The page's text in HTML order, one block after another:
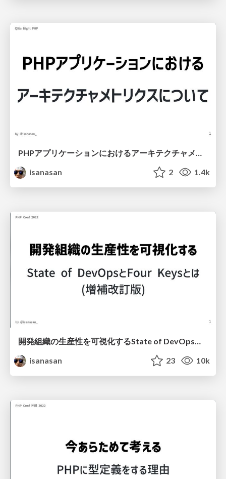
isanasan
2 1.4k
開発組織の生産性を可視化するState of DevOpsとFour Keysとは(増補改訂版) / Introduction to State of DevOps and Four Keys for Visualizing Productivity in Development Organizations expanded and revised edition
isanasan
23 10k